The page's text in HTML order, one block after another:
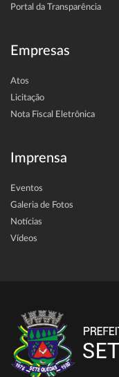
Portal da Transparência
Empresas
Atos
Licitação
Nota Fiscal Eletrônica
Imprensa
Eventos
Galeria de Fotos
Notícias
Vídeos